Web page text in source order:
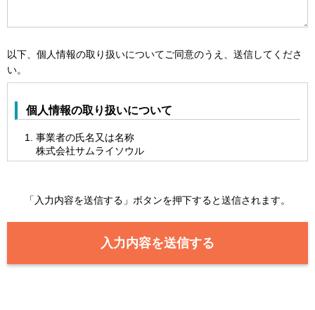
以下、個人情報の取り扱いについてご同意のうえ、送信してくださ
い。
個人情報の取り扱いについて
事業者の氏名又は名称
株式会社サムライソウル
TEL：03-6555-4364
当社が「お問い合わせ」フォームで取得・保有する個人情
報の利用目的
当社が「お問い合わせ」フォームで取得した個人情報は、
厳重なる管理の上、以下の利用目的の範囲内で利用し、目
的外の利用はいたしません。
「入力内容を送信する」ボタンを押下すると送信されます。